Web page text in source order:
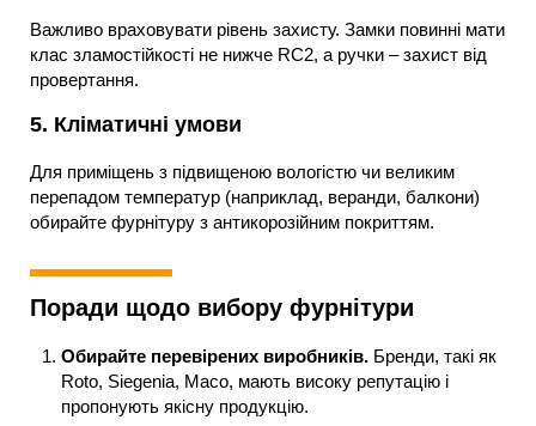
Важливо враховувати рівень захисту. Замки повинні мати
клас зламостійкості не нижче RC2, а ручки – захист від
провертання.
5. Кліматичні умови
Для приміщень з підвищеною вологістю чи великим
перепадом температур (наприклад, веранди, балкони)
обирайте фурнітуру з антикорозійним покриттям.
Поради щодо вибору фурнітури
Обирайте перевірених виробників. Бренди, такі як
Roto, Siegenia, Maco, мають високу репутацію і
пропонують якісну продукцію.